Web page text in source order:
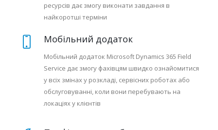
ресурсів дає змогу виконати завдання в
найкоротші терміни
Мобільний додаток
Мобільний додаток Microsoft Dynamics 365 Field
Service дає змогу фахівцям швидко ознайомитися
у всіх змінах у розкладі, сервісних роботах або
обслуговуванні, коли вони перебувають на
локаціях у клієнтів